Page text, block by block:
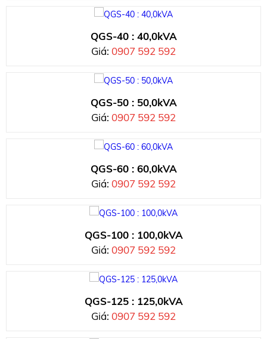
QGS-40 : 40,0kVA
Giá: 0907 592 592
QGS-50 : 50,0kVA
Giá: 0907 592 592
QGS-60 : 60,0kVA
Giá: 0907 592 592
QGS-100 : 100,0kVA
Giá: 0907 592 592
QGS-125 : 125,0kVA
Giá: 0907 592 592